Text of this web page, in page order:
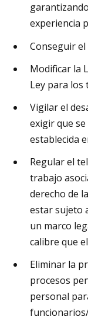
experiencia
Conseguir
Modificar la
Ley para los
Vigilar el
exigir que
establecida
Regular el
trabajo
derecho de
estar sujeto
un marco
calibre que
Eliminar la
procesos
personal